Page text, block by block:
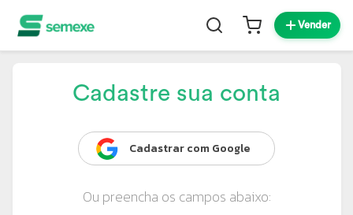
Vender
Cadastre sua conta
Cadastrar com Google
Ou preencha os campos abaixo: